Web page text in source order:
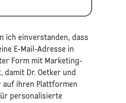
ich einverstanden, dass
E-Mail-Adresse in
Form mit Marketing-
damit Dr. Oetker und
auf ihren Plattformen
personalisierte